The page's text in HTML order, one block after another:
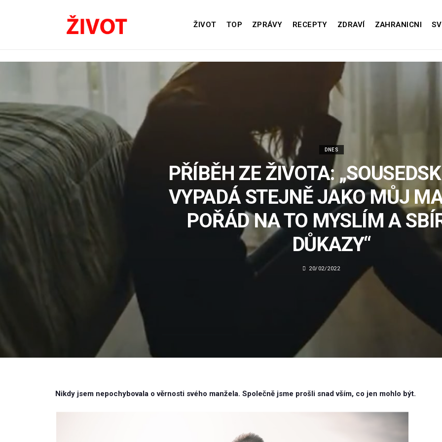
ŽIVOT TOP ZPRÁVY RECEPTY ZDRAVÍ ZAHRANICNI
DNES
PŘÍBĚH ZE ŽIVOTA:
VYPADÁ STEJNĚ JAKO MŮJ
POŘÁD NA TO MYSLÍM A
DŮKAZY“
20/02/2022
Nikdy jsem nepochybovala o věrnosti svého manžela. Společně jsme prošli snad vším, co jen mohlo být.